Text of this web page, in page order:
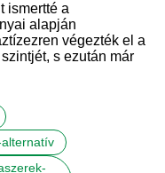
ismertté a
alapján
végezték el a
s ezután már